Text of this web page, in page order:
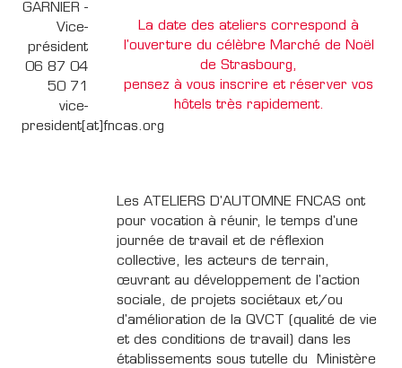
GARNIER -
Vice-
président
06 87 04
50 71
vice-
president[at]fncas.org
La date des ateliers correspond à
l'ouverture du célèbre Marché de Noël
de Strasbourg,
pensez à vous inscrire et réserver vos
hôtels très rapidement.
Les ATELIERS D'AUTOMNE FNCAS ont
pour vocation à réunir, le temps d'une
journée de travail et de réflexion
collective, les acteurs de terrain,
œuvrant au développement de l'action
sociale, de projets sociétaux et/ou
d'amélioration de la QVCT (qualité de vie
et des conditions de travail) dans les
établissements sous tutelle du Ministère